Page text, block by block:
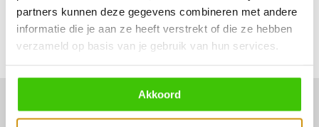
partners kunnen deze gegevens combineren met andere
informatie die je aan ze heeft verstrekt of die ze hebben
verzameld op basis van je gebruik van hun services.
Akkoord
Reviews
Delen